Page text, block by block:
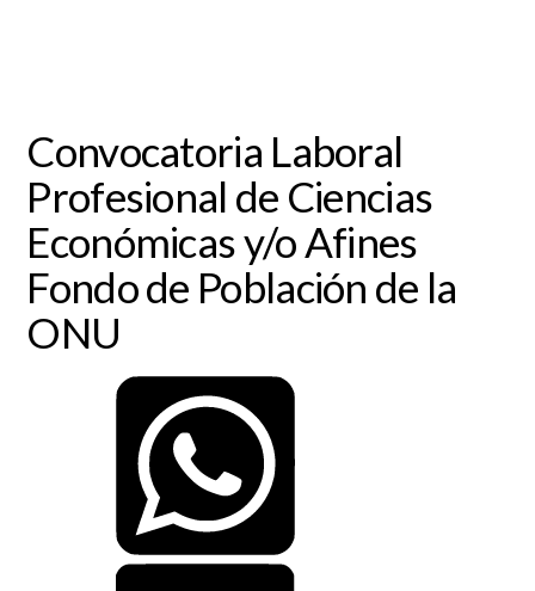
Convocatoria Laboral
Profesional de Ciencias
Económicas y/o Afines
Fondo de Población de la
ONU